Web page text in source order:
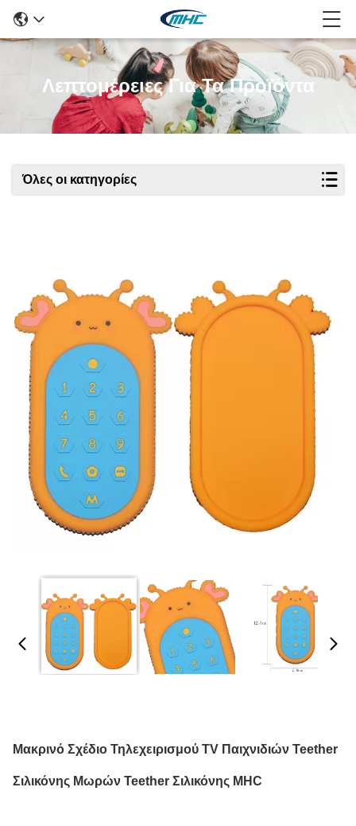
Λεπτομέρειες Για Τα Προϊόντα
Όλες οι κατηγορίες
Μακρινό Σχέδιο Τηλεχειρισμού TV Παιχνιδιών Teether
Σιλικόνης Μωρών Teether Σιλικόνης MHC